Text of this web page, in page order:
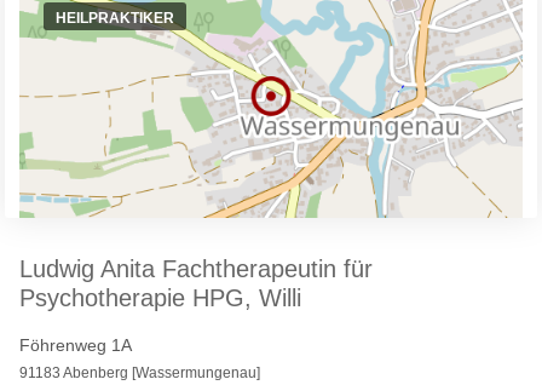
HEILPRAKTIKER
Ludwig Anita Fachtherapeutin für
Psychotherapie HPG, Willi
Föhrenweg 1A
91183 Abenberg [Wassermungenau]